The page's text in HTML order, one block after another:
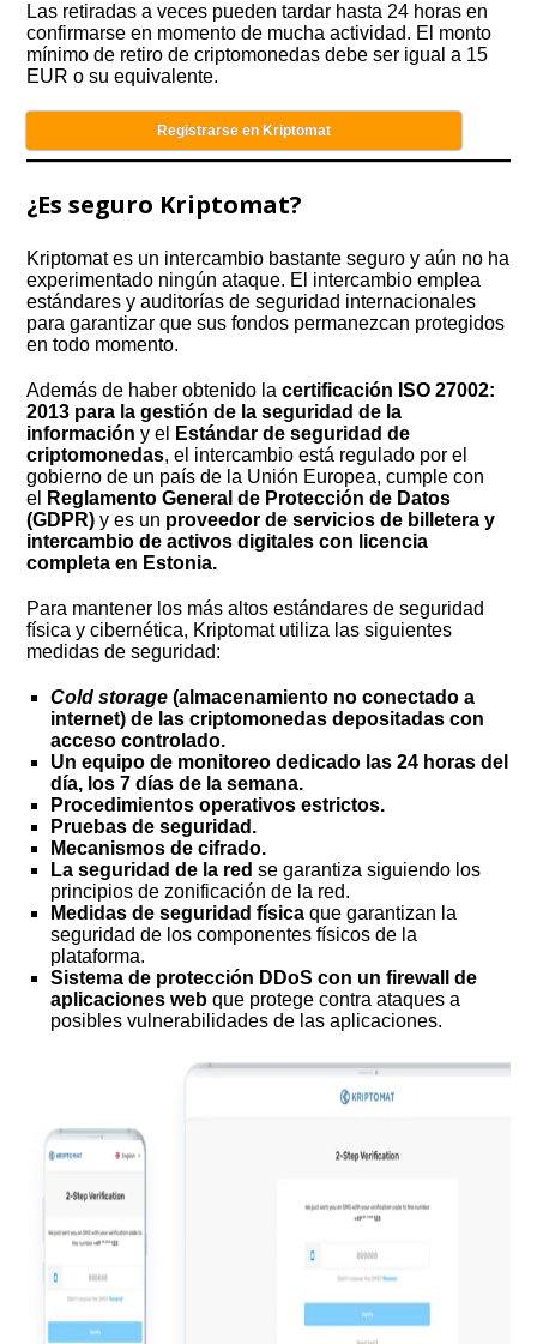
Las retiradas a veces pueden tardar hasta 24 horas en
confirmarse en momento de mucha actividad. El monto
mínimo de retiro de criptomonedas debe ser igual a 15
EUR o su equivalente.
Registrarse en Kriptomat
¿Es seguro Kriptomat?
Kriptomat es un intercambio bastante seguro y aún no ha
experimentado ningún ataque. El intercambio emplea
estándares y auditorías de seguridad internacionales
para garantizar que sus fondos permanezcan protegidos
en todo momento.
Además de haber obtenido lacertificación ISO 27002:
2013 para la gestión de la seguridad de la
información y el
Estándar de seguridad de
criptomonedas, el intercambio está regulado por el
gobierno de un país de la Unión Europea, cumple con
el
Reglamento General de Protección de Datos
(GDPR) y es un proveedor de servicios de billetera y
intercambio de activos digitales con licencia
completa en Estonia.
Para mantener los más altos estándares de seguridad
física y cibernética, Kriptomat utiliza las siguientes
medidas de seguridad:
Cold storage(almacenamiento no conectado a
internet)de las criptomonedas depositadas con
acceso controlado.
Un equipo de monitoreo dedicado las 24 horas del
día, los 7 días de la semana.
Procedimientos operativos estrictos.
Pruebas de seguridad.
Mecanismos de cifrado.
La seguridad de la red se garantiza siguiendo los
principios de zonificación de la red.
Medidas de seguridad física que garantizan la
seguridad de los componentes físicos de la
plataforma.
Sistema de protección DDoS con un firewall de
aplicaciones web que protege contra ataques a
posibles vulnerabilidades de las aplicaciones.